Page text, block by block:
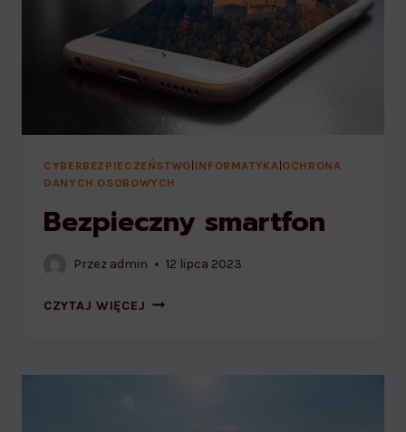
CYBERBEZPIECZEŃSTWO| INFORMATYKA |OCHRONA
DANYCH OSOBOWYCH
Bezpieczny smartfon
Przez admin 12 lipca 2023
CZYTAJ WIĘCEJ BEZPIECZNY